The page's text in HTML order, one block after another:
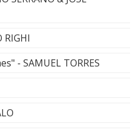
RIGHI
- SAMUEL TORRES